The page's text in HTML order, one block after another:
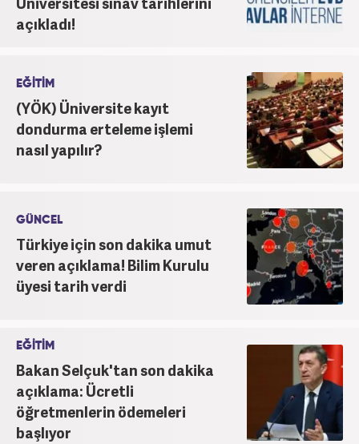
açıkladı!
EĞİTİM
(YÖK) Üniversite kayıt
dondurma erteleme işlemi
nasıl yapılır?
GÜNCEL
Türkiye için son dakika umut
veren açıklama! Bilim Kurulu
üyesi tarih verdi
EĞİTİM
Bakan Selçuk'tan son dakika
açıklama: Ücretli
öğretmenlerin ödemeleri
başlıyor